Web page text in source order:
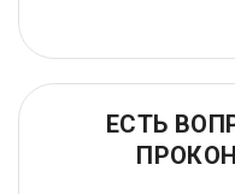
ЕСТЬ